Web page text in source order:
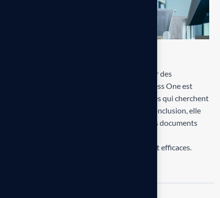
L’astuce d’utiliser Crystal Reports pour créer des
documents professionnels dans SAP Business One est
d’une valeur inestimable pour les entreprises qui cherchent
à aller au-delà des modèles standards. En conclusion, elle
offre la puissance de transformer de simples documents
professionnelle, hautement personnalisés et efficaces.